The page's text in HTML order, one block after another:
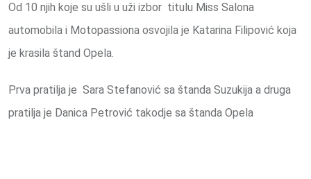
Od 10 njih koje su ušli u uži izbor titulu Miss Salona
automobila i Motopassiona osvojila je Katarina Filipović koja
je krasila štand Opela.
Prva pratilja je Sara Stefanović sa štanda Suzukija a druga
pratilja je Danica Petrović takodje sa štanda Opela